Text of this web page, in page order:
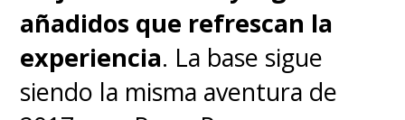
como se lo recuerdan en más de
una oportunidad.Este "Nick"
está cansado, muy cansado
añadidos que refrescan la
experiencia. La base sigue
siendo la misma aventura de